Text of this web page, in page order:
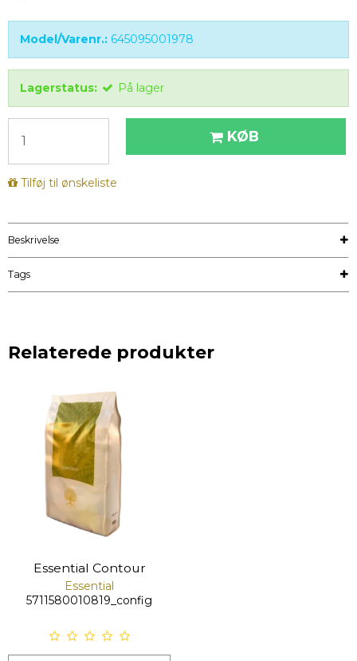
Model/Varenr.: 645095001978
Lagerstatus: På lager
KØB
Tilføj til ønskeliste
Beskrivelse
Tags
Relaterede produkter
Essential Contour
Essential
5711580010819_config